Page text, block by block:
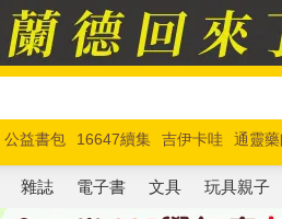
公益書包 16647續集 吉伊卡哇
通靈藥
馬斯克 玩具總動員5 超慢跑
雜誌 電子書 文具 玩具親子